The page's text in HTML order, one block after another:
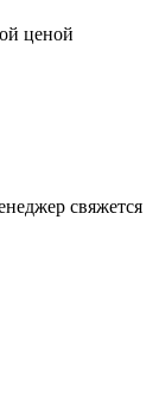
ценой
свяжется